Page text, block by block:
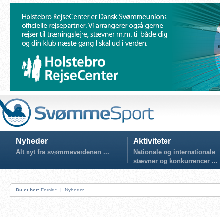
Nyheder
Alt nyt fra svømmeverdenen ...
Aktiviteter
Nationale og internationale
stævner og konkurrencer ...
Du er her: Forside | Nyheder